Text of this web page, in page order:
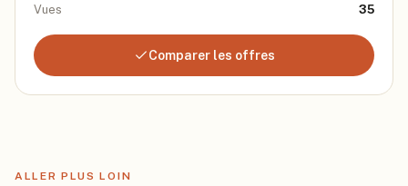
Vues
35
Comparer les offres
ALLER PLUS LOIN